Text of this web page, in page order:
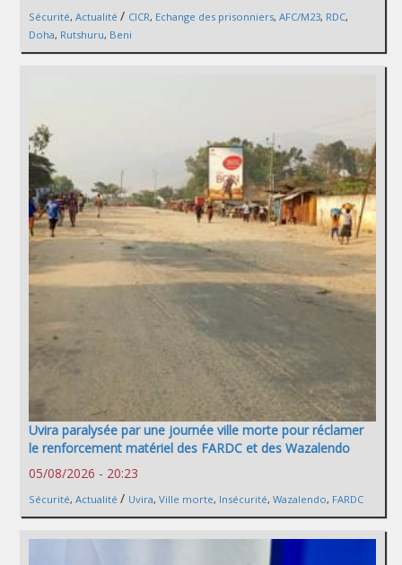
Sécurité, Actualité / CICR, Echange des prisonniers, AFC/M23, RDC,
Doha, Rutshuru, Beni
Uvira paralysée par une journée ville morte pour réclamer
le renforcement matériel des FARDC et des Wazalendo
05/08/2026 - 20:23
Sécurité, Actualité / Uvira, Ville morte, Insécurité, Wazalendo, FARDC